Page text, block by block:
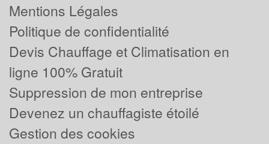
Mentions Légales
Politique de confidentialité
Devis Chauffage et Climatisation en
ligne 100% Gratuit
Suppression de mon entreprise
Devenez un chauffagiste étoilé
Gestion des cookies